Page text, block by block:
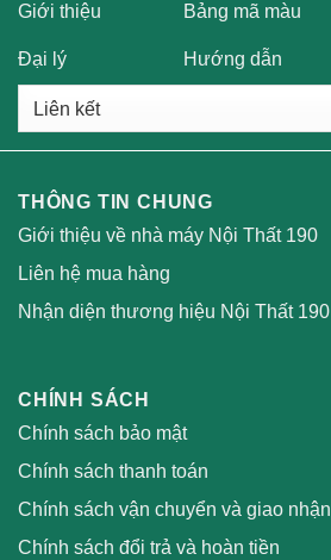
Giới thiệu Bảng mã màu
Đại lý Hướng dẫn
THÔNG TIN CHUNG
Giới thiệu về nhà máy Nội Thất 190
Liên hệ mua hàng
Nhận diện thương hiệu Nội Thất 190
CHÍNH SÁCH
Chính sách bảo mật
Chính sách thanh toán
Chính sách vận chuyển và giao nhận
Chính sách đổi trả và hoàn tiền